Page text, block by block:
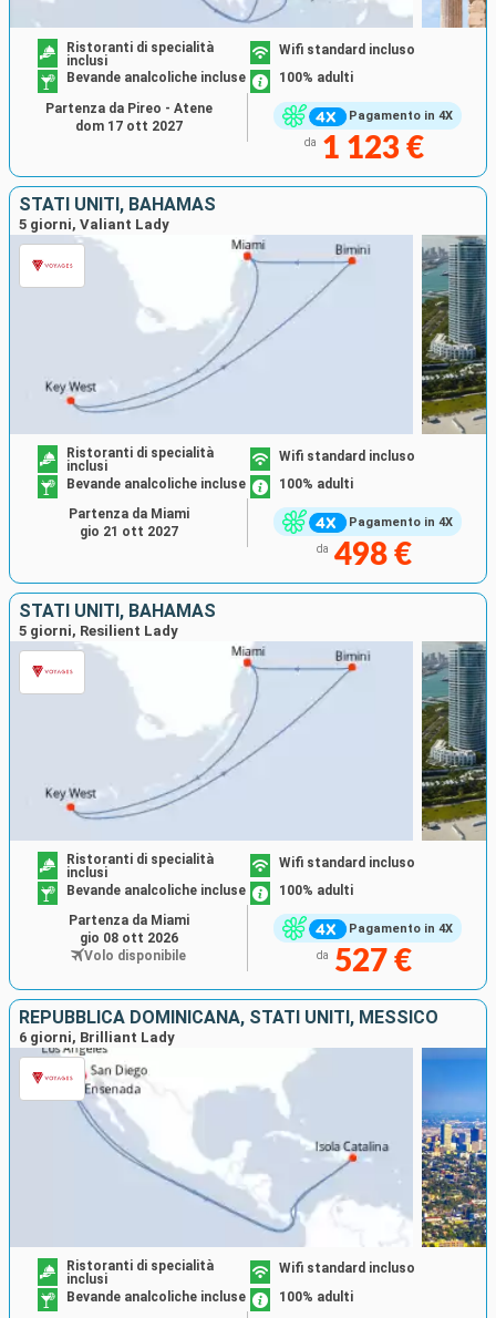
Pagamento in 4X
Ristoranti di specialità
inclusi
Wifi standard incluso
Bevande analcoliche incluse
100% adulti
da 1 123 €
Partenza da Pireo - Atene
dom 17 ott 2027
STATI UNITI, BAHAMAS
5 giorni, Valiant Lady
Pagamento in 4X
Ristoranti di specialità
inclusi
Wifi standard incluso
Bevande analcoliche incluse
100% adulti
da 498 €
Partenza da Miami
gio 21 ott 2027
STATI UNITI, BAHAMAS
5 giorni, Resilient Lady
Pagamento in 4X
Ristoranti di specialità
inclusi
Wifi standard incluso
Bevande analcoliche incluse
100% adulti
da 527 €
Partenza da Miami
gio 08 ott 2026
Volo disponibile
REPUBBLICA DOMINICANA, STATI UNITI, MESSICO
6 giorni, Brilliant Lady
Ristoranti di specialità
inclusi
Wifi standard incluso
Bevande analcoliche incluse
100% adulti